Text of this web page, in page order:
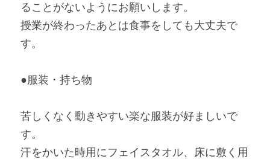
ることがないようにお願いします。
授業が終わったあとは食事をしても大丈夫で
す。
●服装・持ち物
苦しくなく動きやすい楽な服装が好ましいで
す。
汗をかいた時用にフェイスタオル、床に敷く用